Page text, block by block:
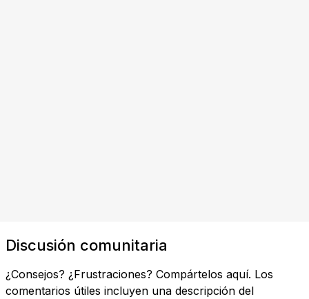
Discusión comunitaria
¿Consejos? ¿Frustraciones? Compártelos aquí. Los
comentarios útiles incluyen una descripción del